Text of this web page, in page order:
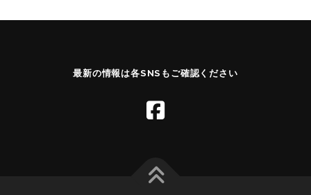
最新の情報は各SNSもご確認ください